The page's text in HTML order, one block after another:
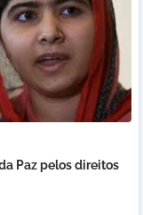
Paz pelos direitos